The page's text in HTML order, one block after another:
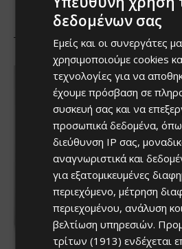
δεδομένων σας
Εμείς και οι συνεργάτες
χρησιμοποιούμε cookies
τεχνολογίες για να
έχουμε πρόσβαση σε
συσκευή σας και να
προσωπικά δεδομένα,
διεύθυνση IP σας,
αναγνωριστικά και
για εξατομικευμένες
περιεχόμενο, μέτρηση
περιεχομένου, ανάλυση
βελτίωση υπηρεσιών.
τρίτων (1913) ενδέχεται